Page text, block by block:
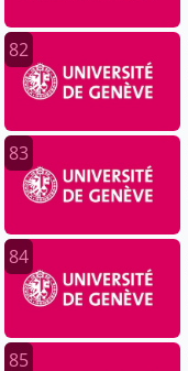
82
83
84
85